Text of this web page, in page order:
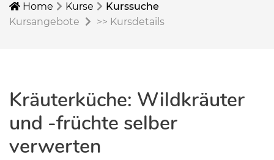
Home Kurse
Kurssuche
Kursangebote
>> Kursdetails
Kräuterküche: Wildkräuter
und -früchte selber
verwerten